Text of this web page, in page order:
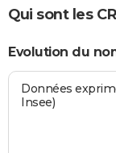
Qui sont les
Evolution du
Données
Insee)